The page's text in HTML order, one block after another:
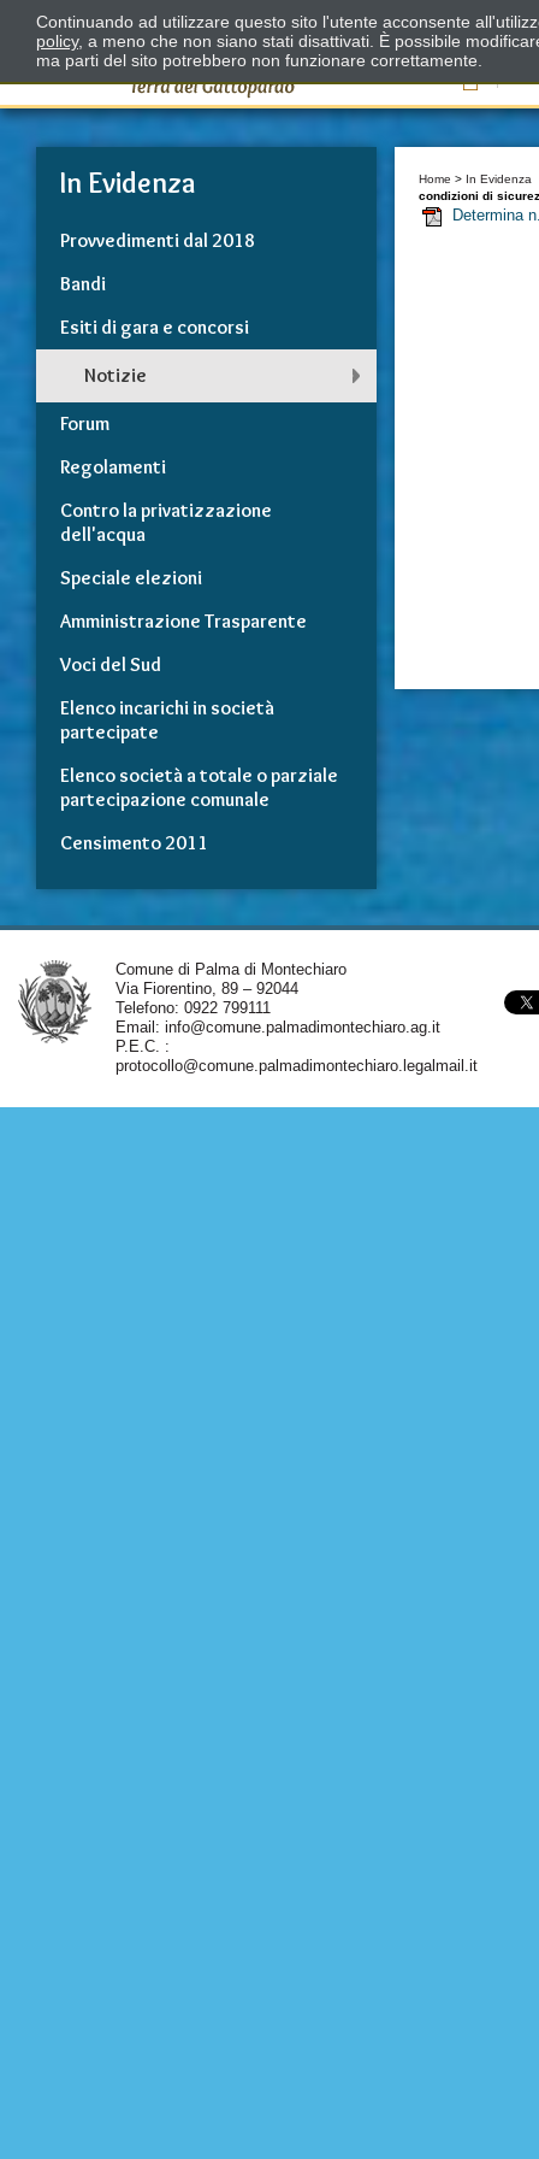
Il
In Evidenza
Provvedimenti dal 2018
Bandi
Esiti di gara e concorsi
Notizie
Forum
Regolamenti
Contro la privatizzazione
dell'acqua
Speciale elezioni
Amministrazione Trasparente
Voci del Sud
Elenco incarichi in società
partecipate
Elenco società a totale o parziale
partecipazione comunale
Censimento 2011
Home > In Evidenza
condizioni di
Determina
Comune di Palma di Montechiaro
Via Fiorentino, 89 – 92044
Telefono: 0922 799111
Email: info@comune.palmadimontechiaro.ag.it
P.E.C. :
protocollo@comune.palmadimontechiaro.legalmail.it
Continuando ad utilizzare questo sito l'utente acconsente
policy, a meno che non siano stati disattivati. È possibile
ma parti del sito potrebbero non funzionare correttamente.